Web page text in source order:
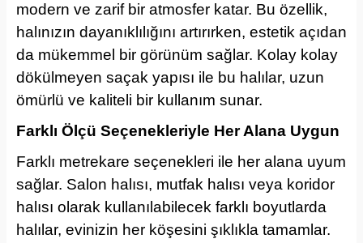
modern ve zarif bir atmosfer katar. Bu özellik,
halınızın dayanıklılığını artırırken, estetik açıdan
da mükemmel bir görünüm sağlar. Kolay kolay
dökülmeyen saçak yapısı ile bu halılar, uzun
ömürlü ve kaliteli bir kullanım sunar.
Farklı Ölçü Seçenekleriyle Her Alana Uygun
Farklı metrekare seçenekleri ile her alana uyum
sağlar. Salon halısı, mutfak halısı veya koridor
halısı olarak kullanılabilecek farklı boyutlarda
halılar, evinizin her köşesini şıklıkla tamamlar.